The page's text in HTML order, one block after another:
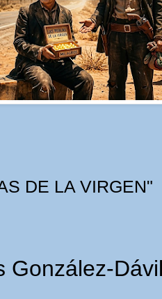
DE LA VIRGEN"
González-